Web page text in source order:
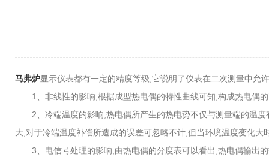
马弗炉显示仪表都有一定的精度等级,它说明了仪表在二次测量中允
1、非线性的影响,根据成型热电偶的特性曲线可知,构成热电偶的
2、冷端温度的影响,热电偶所产生的热电势不仅与测量端的温度
大,对于冷端温度补偿所造成的误差可忽略不计,但当环境温度变化
3、电信号处理的影响,由热电偶的分度表可以看出,热电偶输出的